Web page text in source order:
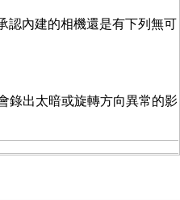
認內建的相機還是有下列無可
錄出太暗或旋轉方向異常的影